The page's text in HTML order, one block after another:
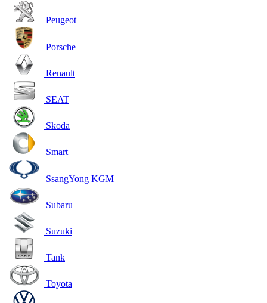
Peugeot
Porsche
Renault
SEAT
Skoda
Smart
SsangYong KGM
Subaru
Suzuki
Tank
Toyota